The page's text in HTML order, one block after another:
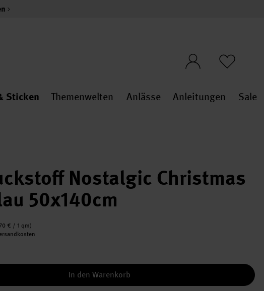
Sticken
Stoffe & Sticken general.openMenu
Themenwelten
Themenwelten
Anlässe
Anlässe
Anleitungen Sale
Nostalgic Christmas
50x140cm
€ / 1 qm)
In den Warenkorb